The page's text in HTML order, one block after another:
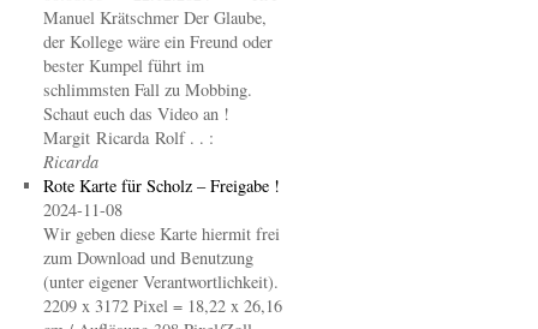
Manuel Krätschmer Der Glaube,
der Kollege wäre ein Freund oder
bester Kumpel führt im
schlimmsten Fall zu Mobbing.
Schaut euch das Video an !
Margit Ricarda Rolf . . :
Ricarda
Rote Karte für Scholz – Freigabe !
2024-11-08
Wir geben diese Karte hiermit frei
zum Download und Benutzung
(unter eigener Verantwortlichkeit).
2209 x 3172 Pixel = 18,22 x 26,16